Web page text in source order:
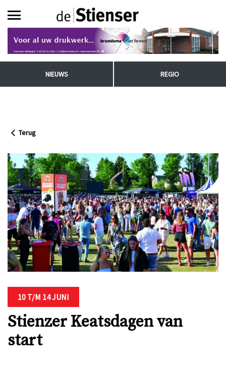
NIEUWS REGIO
Terug
10 T/M 14 JUNI
Stienzer Keatsdagen van
start